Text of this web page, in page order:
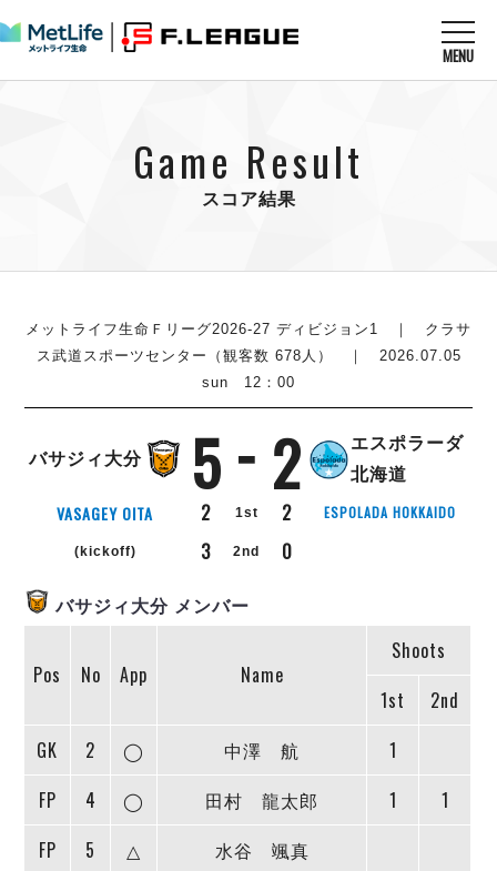
MENU
すべてのニュース
U-23選抜
チケット
メディア情報
試合を観る MATCHES
順位表
戦績表
警告・退場・出場停止選手
個人ランキング｜シュート
個人ランキング｜シュート成功率
個人ランキング｜第2PK
メットライフ生命Ｆ２リーグ
戦績表
個人ランキング｜ゴール
個人ランキング｜シュート成功率
エスポラーダ北海道
バルドラール浦安
フウガドールすみだ
しながわシティ
立川アスレティックFC
ペスカドーラ町田
湘南ベルマーレ
名古屋オーシャンズ
ボルクバレット北九州
メットライフ生命Ｆ２リーグ
マルバ水戸FC
チケットを買う TICKET
アリーナ情報
ABOUT US
リーグ概要
リーグ要項
アリーナ観戦マナー&ルール
Ｆリーグカップ 試合記録
リーグ統計データ
Game Result
スコア結果
メットライフ生命Ｆリーグ2026-27 ディビジョン1
｜ クラサ
ス武道スポーツセンター（観客数 678人） ｜ 2026.07.05
sun 12：00
バサジィ大分 5 2
エスポラーダ
北海道
VASAGEY OITA 2 1st 2 ESPOLADA HOKKAIDO
(kickoff) 3 2nd
0
バサジィ大分 メンバー
Pos No App Name
Shoots
1st
2nd
GK
2 ◯ 中澤 航
1
FP
4 ◯ 田村 龍太郎 1
1
FP
5 △
水谷 颯真